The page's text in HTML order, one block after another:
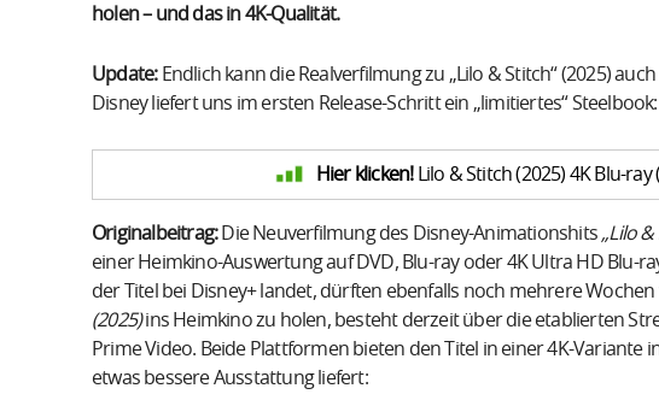
holen – und das in 4K-Qualität.
Update:Endlich kann die Realverfilmung zu „Lilo & Stitch“ (2025)
Disney liefert uns im ersten Release-Schritt ein „limitiertes“ Steelbook:
Hier klicken!Lilo & Stitch (2025) 4K Blu-ray
Originalbeitrag:Die Neuverfilmung des Disney-Animationshits „Lilo &
einer Heimkino-Auswertung auf DVD, Blu-ray oder 4K Ultra HD Blu-
der Titel bei Disney+ landet, dürften ebenfalls noch mehrere Wochen
(2025)ins Heimkino zu holen, besteht derzeit über die etablierten
Prime Video. Beide Plattformen bieten den Titel in einer 4K-Variante
etwas bessere Ausstattung liefert: